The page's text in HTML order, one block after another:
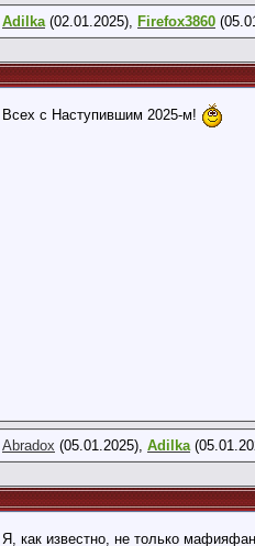
Adilka(02.01.2025), Firefox3860
Всех с Наступившим 2025-м!
Abradox (05.01.2025), Adilka
Я, как известно, не только